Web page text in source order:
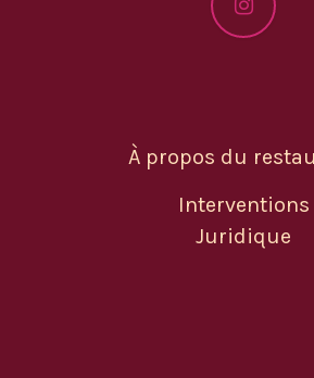
À propos du
Interventions
Juridique